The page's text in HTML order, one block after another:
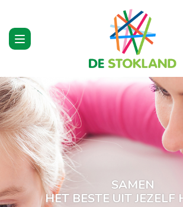
Toggle
navigation
SAMEN
HET BESTE UIT JEZELF